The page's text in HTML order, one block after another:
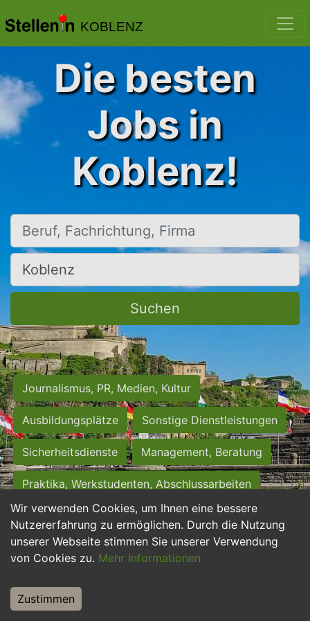
KOBLENZ
Wir verwenden Cookies, um Ihnen eine bessere
Nutzererfahrung zu ermöglichen. Durch die Nutzung
unserer Webseite stimmen Sie unserer Verwendung
von Cookies zu. Mehr Informationen
Zustimmen
Die besten
Jobs in
Koblenz!
Beruf, Fachrichtung, Firma
Ort, Stadt
Suchen
Journalismus, PR, Medien, Kultur
Ausbildungsplätze Sonstige Dienstleistungen
Sicherheitsdienste Management, Beratung
Praktika, Werkstudenten, Abschlussarbeiten
Personalwesen Assistenz, Sekretariat
Hilfskräfte, Aushilfs- und Nebenjobs
Weiterbildung, Studium, duale Ausbildung